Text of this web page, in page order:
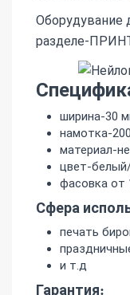
Оборудувание
разделе-
ширина-30
намотка-
материал-
цвет-
фасовка от
Сфера
печать
и т.д
Гарантия: